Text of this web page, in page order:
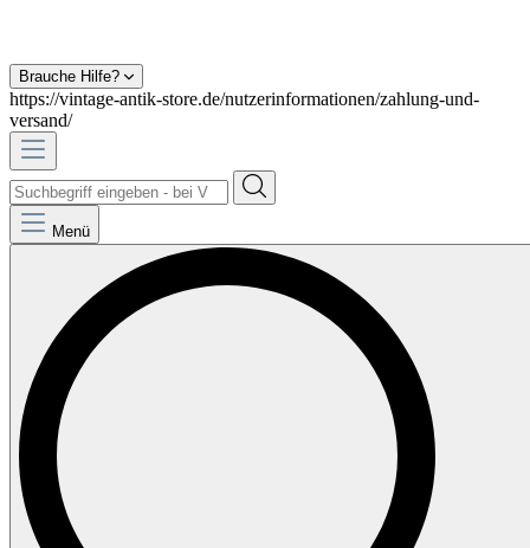
Brauche Hilfe?
https://vintage-antik-store.de/nutzerinformationen/zahlung-und-
versand/
Menü